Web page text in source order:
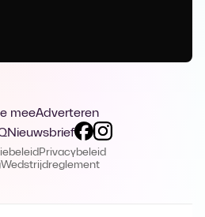
meeAdverteren
Nieuwsbrief
Privacybeleid
Wedstrijdreglement